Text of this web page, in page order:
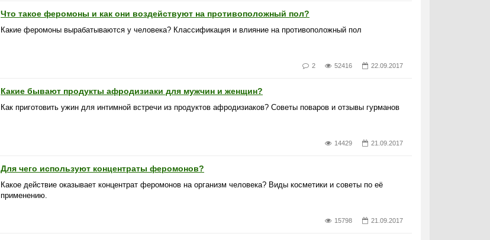
Что такое феромоны и как они воздействуют на противоположный пол?
Какие феромоны вырабатываются у человека? Классификация и влияние на противоположный пол
2 52416 22.09.2017
Какие бывают продукты афродизиаки для мужчин и женщин?
Как приготовить ужин для интимной встречи из продуктов афродизиаков? Советы поваров и отзывы гурманов
14429 21.09.2017
Для чего используют концентраты феромонов?
Какое действие оказывает концентрат феромонов на организм человека? Виды косметики и советы по её
применению.
15798 21.09.2017